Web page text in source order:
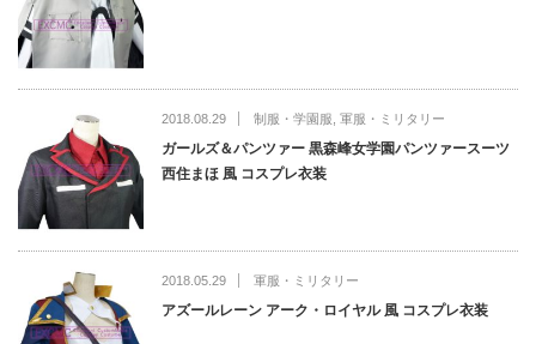
2018.08.29 制服・学園服 軍服・ミリタリー
ガールズ＆パンツァー 黒森峰女学園パンツァースーツ
西住まほ 風 コスプレ衣装
2018.05.29 軍服・ミリタリー
アズールレーン アーク・ロイヤル 風 コスプレ衣装